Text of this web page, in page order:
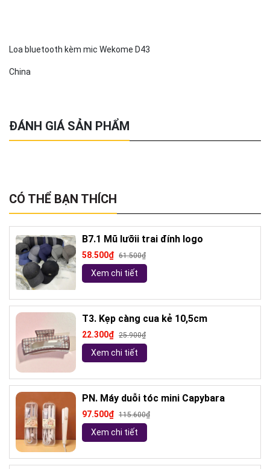
Loa bluetooth kèm mic Wekome D43
China
ĐÁNH GIÁ SẢN PHẨM
CÓ THỂ BẠN THÍCH
B7.1 Mũ lưỡii trai đính logo
58.500₫ 61.500₫
Xem chi tiết
T3. Kẹp càng cua kẻ 10,5cm
22.300₫ 25.900₫
Xem chi tiết
PN. Máy duỗi tóc mini Capybara
97.500₫ 115.600₫
Xem chi tiết